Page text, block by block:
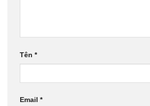
Tên *
Email *